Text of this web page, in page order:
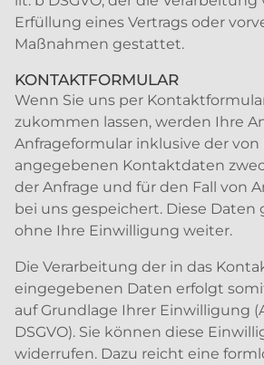
Erfüllung eines Vertrags oder
Maßnahmen gestattet.
KONTAKTFORMULAR
Wenn Sie uns per
zukommen lassen, werden Ihre
Anfrageformular inklusive der
angegebenen Kontaktdaten
der Anfrage und für den Fall von
bei uns gespeichert. Diese Daten
ohne Ihre Einwilligung weiter.
Die Verarbeitung der in das
eingegebenen Daten erfolgt
auf Grundlage Ihrer Einwilligung
DSGVO). Sie können diese
widerrufen. Dazu reicht eine